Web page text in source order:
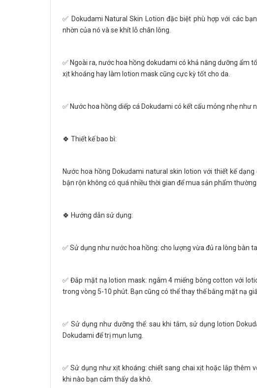
✅ Dokudami Natural Skin Lotion đặc biệt phù hợp với các
nhờn của nó và se khít lỗ chân lông.
✅ Ngoài ra, nước hoa hồng dokudami có khả năng dưỡng ẩm
xịt khoáng hay làm lotion mask cũng cực kỳ tốt cho da.
✅ Nước hoa hồng diếp cá Dokudami có kết cấu mỏng nhẹ như
🍀 Thiết kế bao bì:
Nước hoa hồng Dokudami natural skin lotion với thiết kế
bận rộn không có quá nhiều thời gian để mua sản phẩm
🍀 Hướng dẫn sử dụng:
✅ Sử dụng như nước hoa hồng: cho lượng vừa đủ ra lòng bàn
✅ Đắp mặt nạ lotion mask: ngâm 4 miếng bông cotton với
trong vòng 5-10 phút. Bạn cũng có thể thay thế bằng mặt nạ
✅ Sử dụng như dưỡng thể: sau khi tắm, sử dụng lotion
Dokudami để trị mụn lưng.
✅ Sử dụng như xịt khoáng: chiết sang chai xịt hoặc lắp thêm
khi nào bạn cảm thấy da khô.